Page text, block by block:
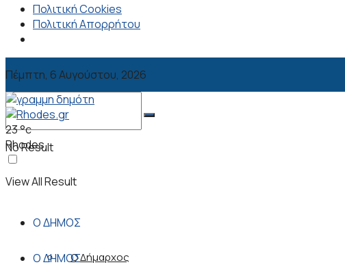
Πολιτική Cookies
Πολιτική Απορρήτου
Πέμπτη, 6 Αυγούστου, 2026
No Result
View All Result
23°c
Rhodes
Ο ΔΗΜΟΣ
Ο Δήμαρχος
Ο ΔΗΜΟΣ